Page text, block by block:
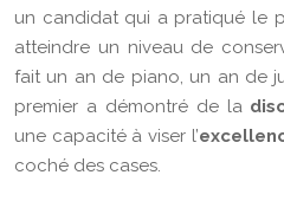
un candidat qui a pratiqué le
atteindre un niveau de
fait un an de piano, un an de
premier a démontré de la
une capacité à viser l’
coché des cases.